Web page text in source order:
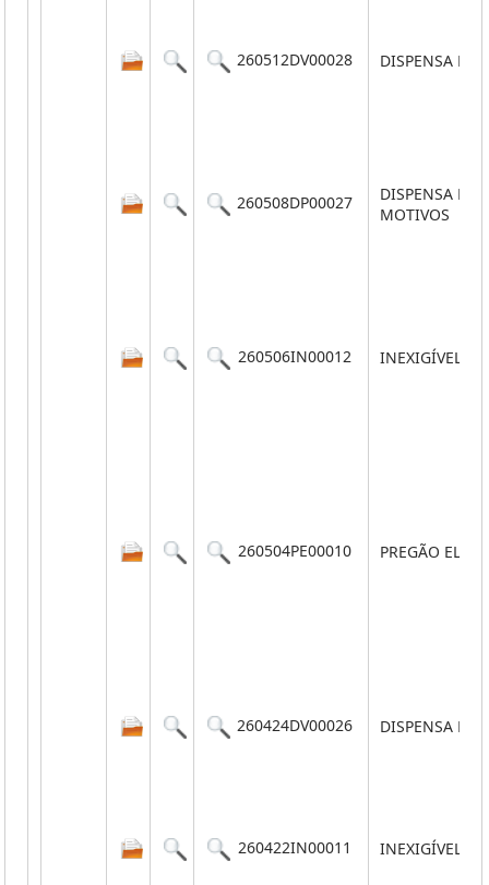
260512DV00028 DISPENSA
260508DP00027
DISPENSA
MOTIVOS
260506IN00012 INEXIGÍVEL
260504PE00010 PREGÃO
260424DV00026 DISPENSA
260422IN00011 INEXIGÍVEL